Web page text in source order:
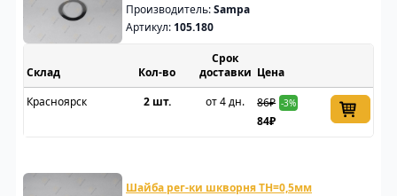
Производитель:Sampa
Артикул: 105.180
Склад
Срок
доставки Цена
Красноярск
2 шт. от 4 дн. 86₽ -3%
84₽
Шайба рег-ки шкворня TH=0,5мм